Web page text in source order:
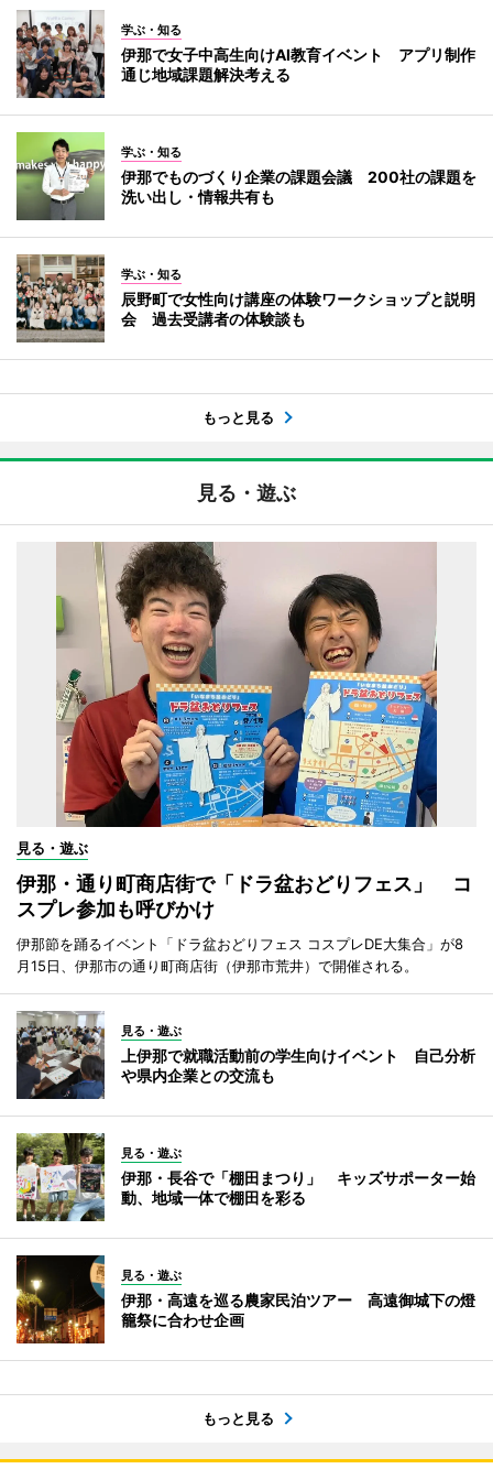
学ぶ・知る
伊那で女子中高生向けAI教育イベント アプリ制作
通じ地域課題解決考える
学ぶ・知る
伊那でものづくり企業の課題会議 200社の課題を
洗い出し・情報共有も
学ぶ・知る
辰野町で女性向け講座の体験ワークショップと説明
会 過去受講者の体験談も
もっと見る
見る・遊ぶ
見る・遊ぶ
伊那・通り町商店街で「ドラ盆おどりフェス」 コ
スプレ参加も呼びかけ
伊那節を踊るイベント「ドラ盆おどりフェス コスプレDE大集合」が8
月15日、伊那市の通り町商店街（伊那市荒井）で開催される。
見る・遊ぶ
上伊那で就職活動前の学生向けイベント 自己分析
や県内企業との交流も
見る・遊ぶ
伊那・長谷で「棚田まつり」 キッズサポーター始
動、地域一体で棚田を彩る
見る・遊ぶ
伊那・高遠を巡る農家民泊ツアー 高遠御城下の燈
籠祭に合わせ企画
もっと見る